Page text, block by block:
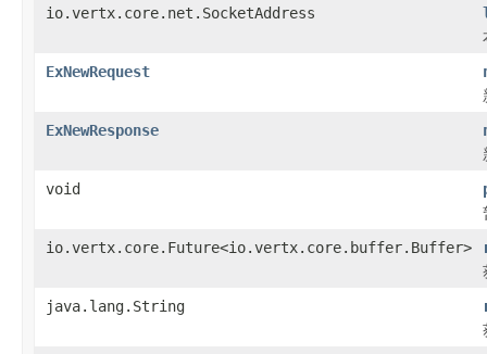
io.vertx.core.net.SocketAddress
ExNewRequest
ExNewResponse
void
io.vertx.core.Future<io.vertx.core.buffer.Buffer>
java.lang.String